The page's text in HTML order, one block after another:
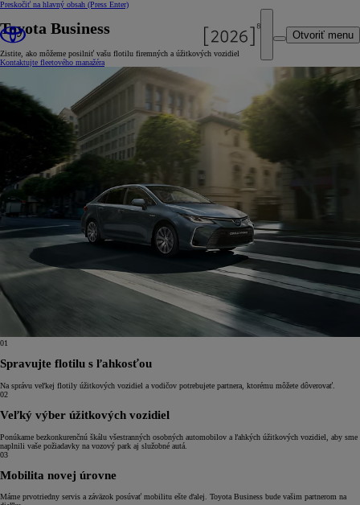
Preskočiť na hlavný obsah (Press Enter)
Otvoriť menu
Toyota Business
Zistite, ako môžeme posilniť vašu flotilu firemných a úžitkových vozidiel
Kontaktujte fleetového manažéra
01
Spravujte flotilu s ľahkosťou
Na správu veľkej flotily úžitkových vozidiel a vodičov potrebujete partnera, ktorému môžete dôverovať.
02
Veľký výber úžitkových vozidiel
Ponúkame bezkonkurenčnú škálu všestranných osobných automobilov a ľahkých úžitkových vozidiel, aby sme
naplnili vaše požiadavky na vozový park aj služobné autá.
03
Mobilita novej úrovne
Máme prvotriedny servis a záväzok posúvať mobilitu ešte ďalej. Toyota Business bude vašim partnerom na